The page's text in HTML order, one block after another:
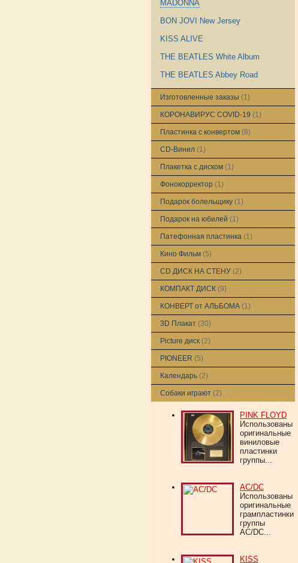
MADONNA
BON JOVI New Jersey
KISS ALIVE
THE BEATLES White Album
THE BEATLES Abbey Road
Изготовленные заказы (1)
КОРОНАВИРУС COVID-19 (1)
Пластинка с конвертом (8)
CD-Винил (1)
Плакетка с диском (1)
Фонокорректор (1)
Подарок болельщику (1)
Подарок на юбилей (1)
Патефонная пластинка (1)
Кино Фильм (5)
CD ДИСК НА СТЕНУ (2)
КОМПАКТ ДИСК (9)
КОНВЕРТ от АЛЬБОМА (1)
3D Плакат (30)
Picture диск (2)
PIONEER (5)
Календарь (2)
Собаки играют (2)
PINK FLOYD
Использованы
оригинальные
виниловые
пластинки
группы...
AC/DC
Использованы
оригинальные
грампластинки
группы
AC/DC...
KISS